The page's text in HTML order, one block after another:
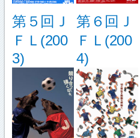
第５回Ｊ
ＦＬ(200
3)
第６回Ｊ
ＦＬ(200
4)